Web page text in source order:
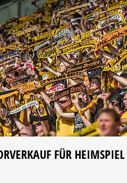
FÜR